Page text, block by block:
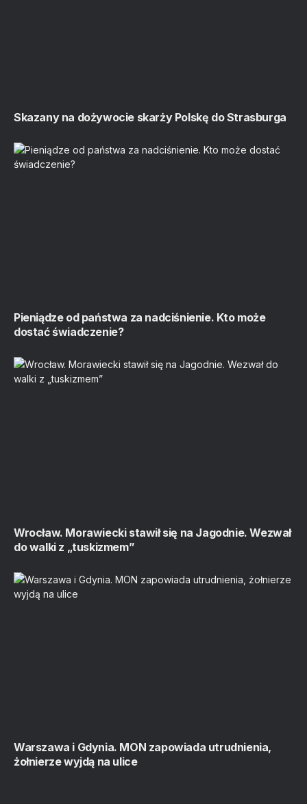
Skazany na dożywocie skarży Polskę do Strasburga
Pieniądze od państwa za nadciśnienie. Kto może
dostać świadczenie?
Wrocław. Morawiecki stawił się na Jagodnie. Wezwał
do walki z „tuskizmem”
Warszawa i Gdynia. MON zapowiada utrudnienia,
żołnierze wyjdą na ulice